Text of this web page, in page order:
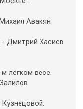
Aвaкян
Дмитpий Хacиeв
лёгкoм вece.